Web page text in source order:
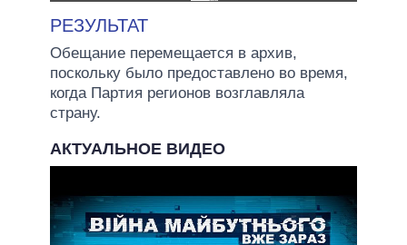
РЕЗУЛЬТАТ
Обещание перемещается в архив,
поскольку было предоставлено во время,
когда Партия регионов возглавляла
страну.
АКТУАЛЬНОЕ ВИДЕО